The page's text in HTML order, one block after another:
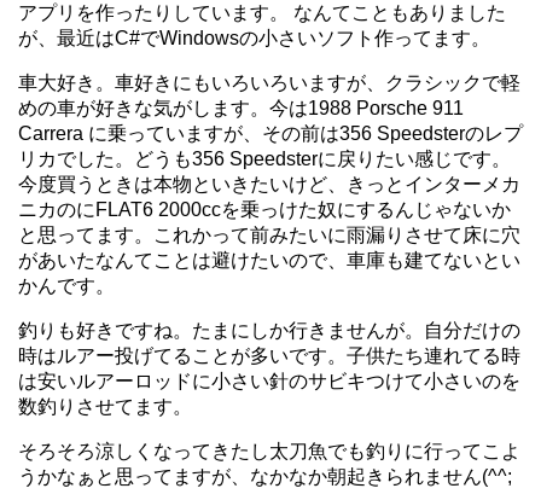
アプリを作ったりしています。 なんてこともありました
が、最近はC#でWindowsの小さいソフト作ってます。
車大好き。車好きにもいろいろいますが、クラシックで軽
めの車が好きな気がします。今は1988 Porsche 911
Carrera に乗っていますが、その前は356 Speedsterのレプ
リカでした。どうも356 Speedsterに戻りたい感じです。
今度買うときは本物といきたいけど、きっとインターメカ
ニカのにFLAT6 2000ccを乗っけた奴にするんじゃないか
と思ってます。これかって前みたいに雨漏りさせて床に穴
があいたなんてことは避けたいので、車庫も建てないとい
かんです。
釣りも好きですね。たまにしか行きませんが。自分だけの
時はルアー投げてることが多いです。子供たち連れてる時
は安いルアーロッドに小さい針のサビキつけて小さいのを
数釣りさせてます。
そろそろ涼しくなってきたし太刀魚でも釣りに行ってこよ
うかなぁと思ってますが、なかなか朝起きられません(^^;